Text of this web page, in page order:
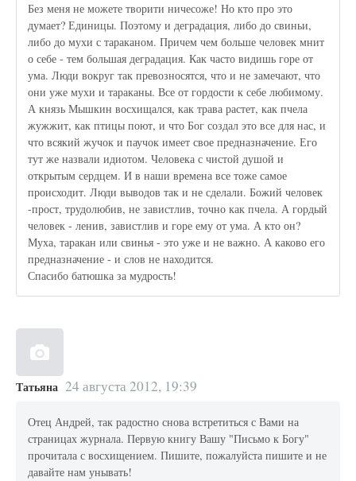
Без меня не можете творити ничесоже! Но кто про это
думает? Единицы. Поэтому и деградация, либо до свиньи,
либо до мухи с тараканом. Причем чем больше человек мнит
о себе - тем большая деградация. Как часто видишь горе от
ума. Люди вокруг так превозносятся, что и не замечают, что
они уже мухи и тараканы. Все от гордости к себе любимому.
А князь Мышкин восхищался, как трава растет, как пчела
жужжит, как птицы поют, и что Бог создал это все для нас, и
что всякий жучок и паучок имеет свое предназначение. Его
тут же назвали идиотом. Человека с чистой душой и
открытым сердцем. И в наши времена все тоже самое
происходит. Люди выводов так и не сделали. Божий человек
-прост, трудолюбив, не завистлив, точно как пчела. А гордый
человек - ленив, завистлив и горе ему от ума. А кто он?
Муха, таракан или свинья - это уже и не важно. А каково его
предназначение - и слов не находится.
Спасибо батюшка за мудрость!
Татьяна 24 августа 2012, 19:39
Отец Андрей, так радостно снова встретиться с Вами на
страницах журнала. Первую книгу Вашу "Письмо к Богу"
прочитала с восхищением. Пишите, пожалуйста пишите и не
давайте нам унывать!